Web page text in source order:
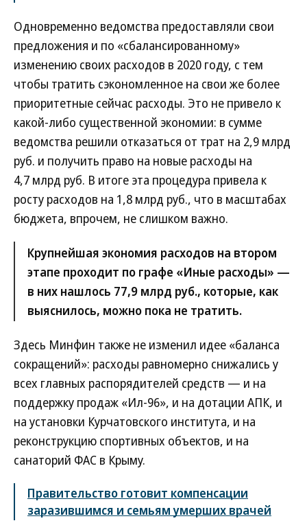
Одновременно ведомства предоставляли свои
предложения и по «сбалансированному»
изменению своих расходов в 2020 году, с тем
чтобы тратить сэкономленное на свои же более
приоритетные сейчас расходы. Это не привело к
какой-либо существенной экономии: в сумме
ведомства решили отказаться от трат на 2,9 млрд
руб. и получить право на новые расходы на
4,7 млрд руб. В итоге эта процедура привела к
росту расходов на 1,8 млрд руб., что в масштабах
бюджета, впрочем, не слишком важно.
Крупнейшая экономия расходов на втором
этапе проходит по графе «Иные расходы» —
в них нашлось 77,9 млрд руб., которые, как
выяснилось, можно пока не тратить.
Здесь Минфин также не изменил идее «баланса
сокращений»: расходы равномерно снижались у
всех главных распорядителей средств — и на
поддержку продаж «Ил-96», и на дотации АПК, и
на установки Курчатовского института, и на
реконструкцию спортивных объектов, и на
санаторий ФАС в Крыму.
Правительство готовит компенсации
заразившимся и семьям умерших врачей